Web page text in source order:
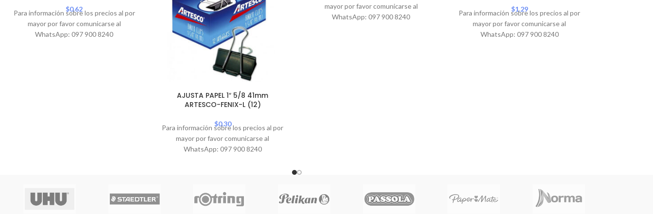
$0.62
Para información sobre los precios al por
mayor por favor comunicarse al
WhatsApp: 097 900 8240
AJUSTA PAPEL 1″ 5/8 41mm
ARTESCO-FENIX-L (12)
$0.30
Para información sobre los precios al por
mayor por favor comunicarse al
WhatsApp: 097 900 8240
mayor por favor comunicarse al
WhatsApp: 097 900 8240
$1.29
Para información sobre los precios al por
mayor por favor comunicarse al
WhatsApp: 097 900 8240